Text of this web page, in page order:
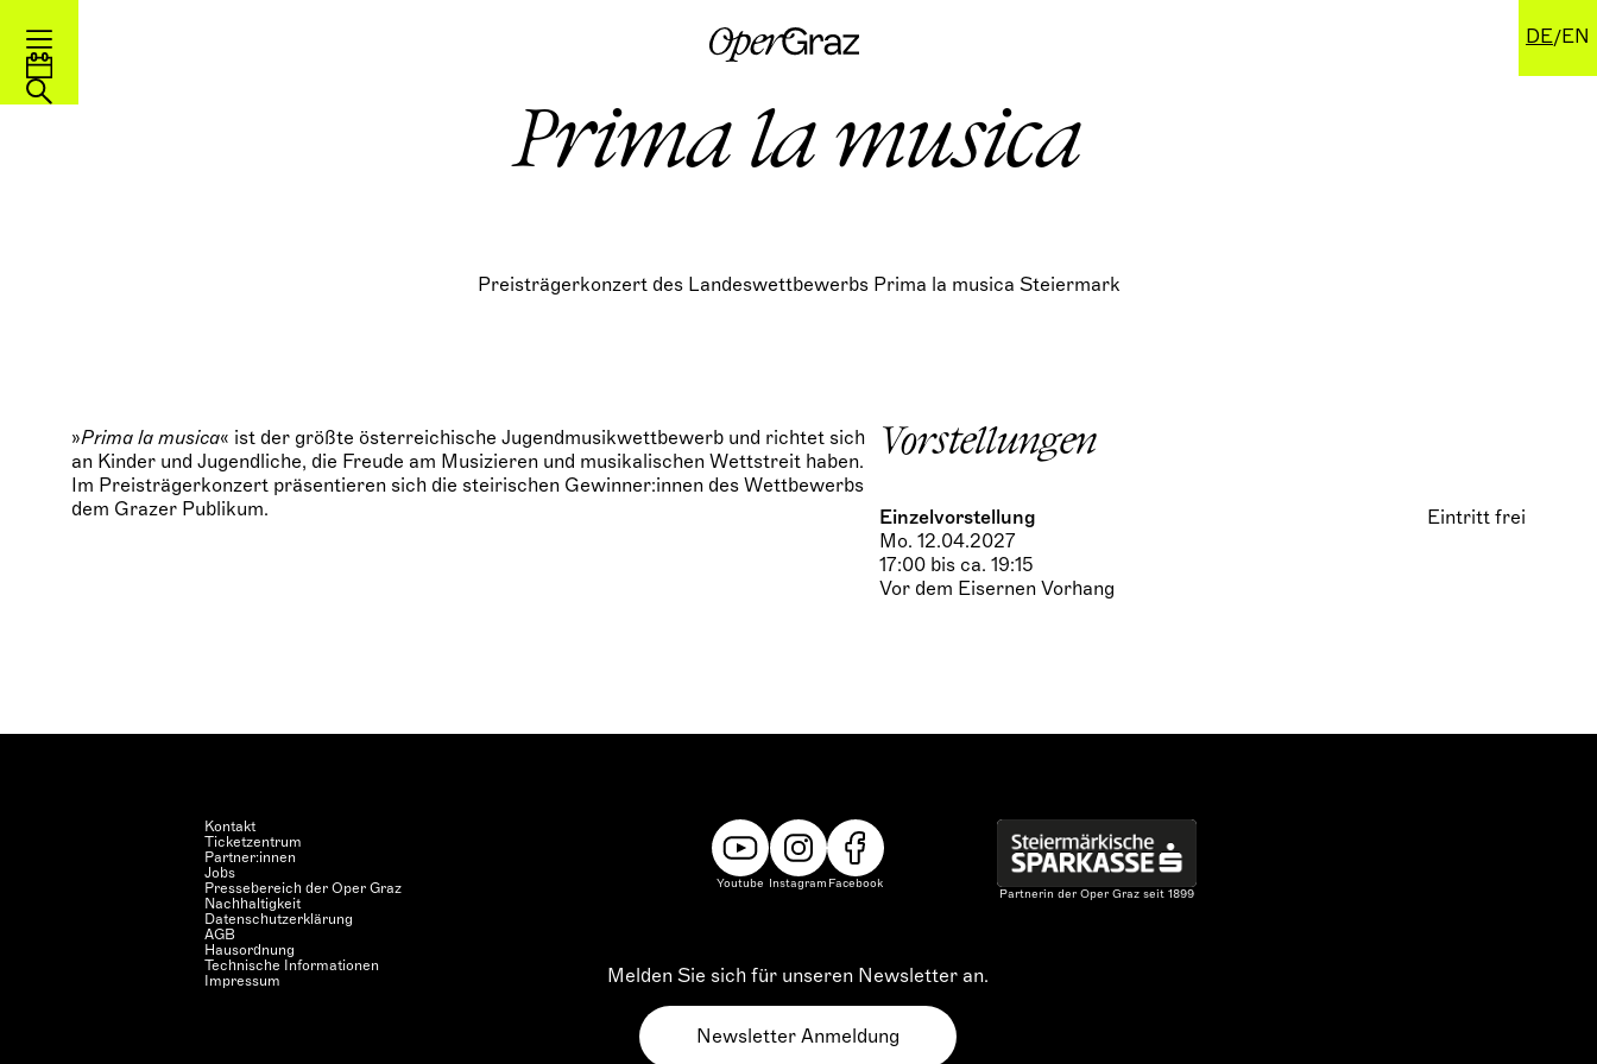
k
i
o
c
t
DE EN
Prima la musica
Preisträgerkonzert des Landeswettbewerbs Prima la musica Steiermark
»Prima la musica« ist der größte österreichische Jugendmusikwettbewerb und richtet sich
an Kinder und Jugendliche, die Freude am Musizieren und musikalischen Wettstreit haben.
Im Preisträgerkonzert präsentieren sich die steirischen Gewinner:innen des Wettbewerbs
dem Grazer Publikum.
Vorstellungen
Einzelvorstellung
Mo. 12.04.2027
17:00 bis ca. 19:15
Vor dem Eisernen Vorhang
Eintritt frei
Kontakt
Ticketzentrum
Partner:innen
Jobs
Pressebereich der Oper Graz
Nachhaltigkeit
Datenschutzerklärung
AGB
Hausordnung
Technische Informationen
Impressum
Youtube Instagram Facebook
Melden Sie sich für unseren Newsletter an.
Newsletter Anmeldung
Partnerin der Oper Graz seit 1899